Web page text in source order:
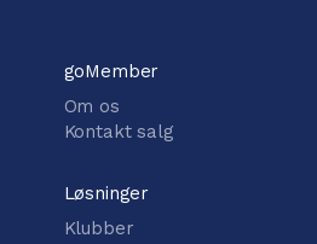
goMember
Om os
Kontakt salg
Løsninger
Klubber